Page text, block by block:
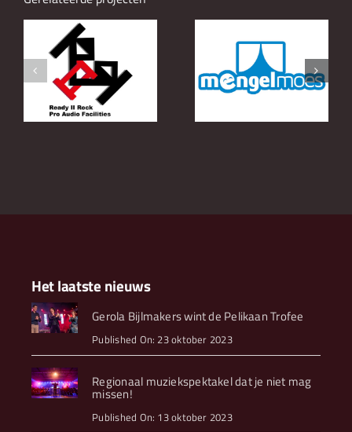
Mengelmoes Tante Anja
Kostuumatelier
Het laatste nieuws
Gerola Bijlmakers wint de Pelikaan Trofee
Published On: 23 oktober 2023
Regionaal muziekspektakel dat je niet mag
missen!
Published On: 13 oktober 2023